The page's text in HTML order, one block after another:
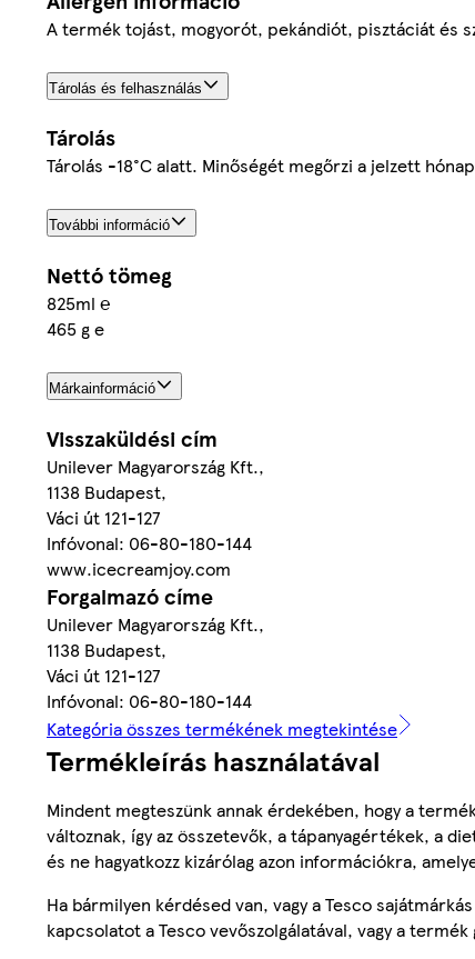
A termék tojást, mogyorót, pekándiót, pisztáciát és
Tárolás és felhasználás
Tárolás
Tárolás -18°C alatt. Minőségét megőrzi a jelzett
További információ
Nettó tömeg
825ml ℮
465 g e
Márkainformáció
Visszaküldési cím
Unilever Magyarország Kft.,
1138 Budapest,
Váci út 121-127
Infóvonal: 06-80-180-144
www.icecreamjoy.com
Forgalmazó címe
Unilever Magyarország Kft.,
1138 Budapest,
Váci út 121-127
Infóvonal: 06-80-180-144
Kategória összes termékének megtekintése
Termékleírás használatával
Mindent megteszünk annak érdekében, hogy a
változnak, így az összetevők, a tápanyagértékek, a
és ne hagyatkozz kizárólag azon információkra,
Ha bármilyen kérdésed van, vagy a Tesco
kapcsolatot a Tesco vevőszolgálatával, vagy a